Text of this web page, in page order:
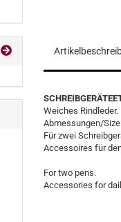
Weiches Rindleder.
Abmessungen/
Für zwei
Accessoires für
For two pens.
Accessories for